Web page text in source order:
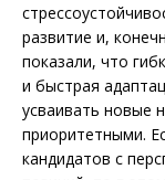
развитие и,
показали, что
и быстрая
усваивать новые
приоритетными.
кандидатов с